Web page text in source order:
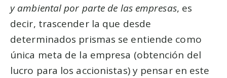
y ambiental por parte de las empresas, es
decir, trascender la que desde
determinados prismas se entiende como
única meta de la empresa (obtención del
lucro para los accionistas) y pensar en este